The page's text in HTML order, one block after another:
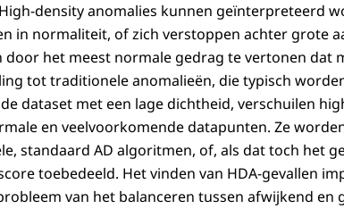
density anomalies kunnen geïnterpreteerd
in normaliteit, of zich verstoppen achter grote
door het meest normale gedrag te vertonen dat
tot traditionele anomalieën, die typisch
dataset met een lage dichtheid, verschuilen
en veelvoorkomende datapunten. Ze
standaard AD algoritmen, of, als dat toch het
toebedeeld. Het vinden van HDA-gevallen
van het balanceren tussen afwijkend en